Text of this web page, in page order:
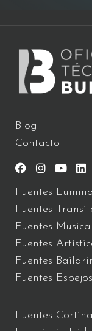
Blog
Contacto
Fuentes
Fuentes
Fuentes
Fuentes
Fuentes
Fuentes
Fuentes